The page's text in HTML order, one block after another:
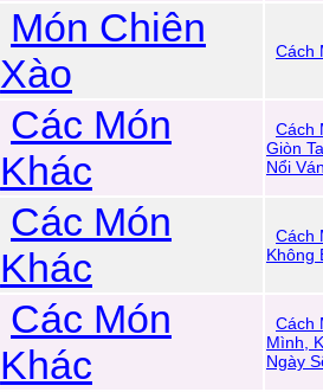
Món Chiên
Xào
Cách
Các Món
Khác
Cách
Giòn
Nổi
Các Món
Khác
Cách
Không
Các Món
Khác
Cách
Mình,
Ngày